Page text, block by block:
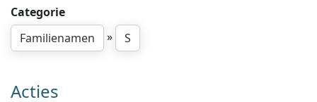
Categorie
Familienamen
» S
Acties